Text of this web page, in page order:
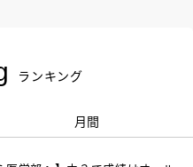
ランキング
月間